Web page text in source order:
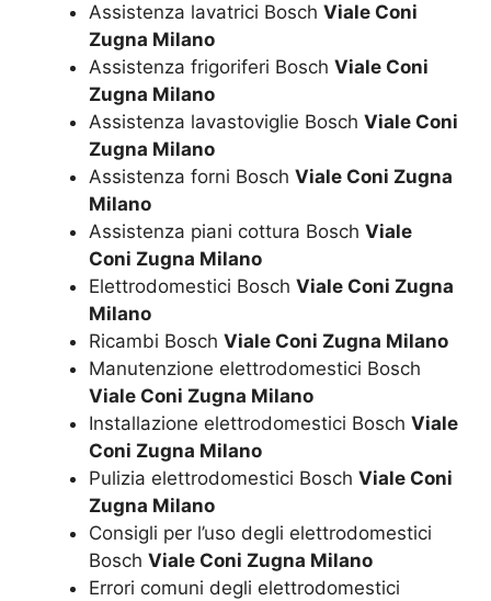
Assistenza lavatrici Bosch Viale Coni
Zugna Milano
Assistenza frigoriferi Bosch Viale Coni
Zugna Milano
Assistenza lavastoviglie Bosch Viale Coni
Zugna Milano
Assistenza forni Bosch Viale Coni Zugna
Milano
Assistenza piani cottura Bosch Viale
Coni Zugna Milano
Elettrodomestici Bosch Viale Coni Zugna
Milano
Ricambi Bosch Viale Coni Zugna Milano
Manutenzione elettrodomestici Bosch
Viale Coni Zugna Milano
Installazione elettrodomestici Bosch Viale
Coni Zugna Milano
Pulizia elettrodomestici Bosch Viale Coni
Zugna Milano
Consigli per l’uso degli elettrodomestici
Bosch Viale Coni Zugna Milano
Errori comuni degli elettrodomestici